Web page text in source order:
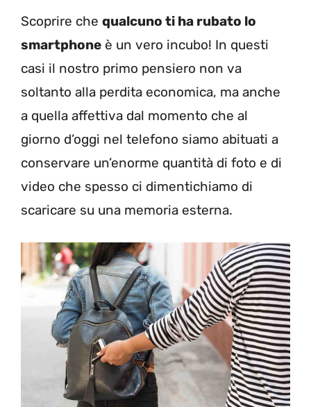
Scoprire che qualcuno ti ha rubato lo
smartphone è un vero incubo! In questi
casi il nostro primo pensiero non va
soltanto alla perdita economica, ma anche
a quella affettiva dal momento che al
giorno d’oggi nel telefono siamo abituati a
conservare un’enorme quantità di foto e di
video che spesso ci dimentichiamo di
scaricare su una memoria esterna.